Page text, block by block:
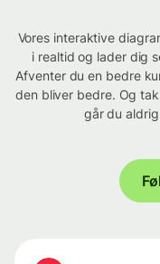
Vores interaktive
i realtid og lader dig
Afventer du en bedre
den bliver bedre. Og
går du